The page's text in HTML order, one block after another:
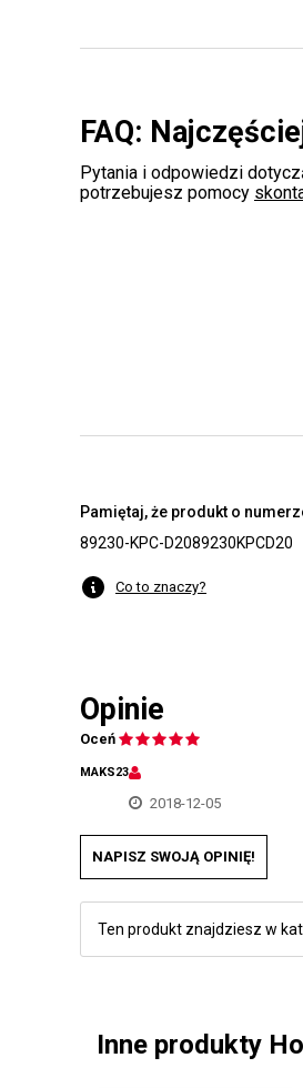
FAQ:
Pytania i odpowiedzi
potrzebujesz pomocy
Pamiętaj, że produkt o
89230-KPC-D2089230KPCD20
Co to znaczy?
Opinie
Oceń
MAKS23
2018-12-05
NAPISZ SWOJĄ OPINIĘ!
Ten produkt znajdziesz w
Inne produkty